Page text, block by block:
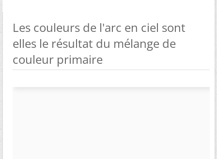
Les couleurs de l'arc en ciel sont
elles le résultat du mélange de
couleur primaire